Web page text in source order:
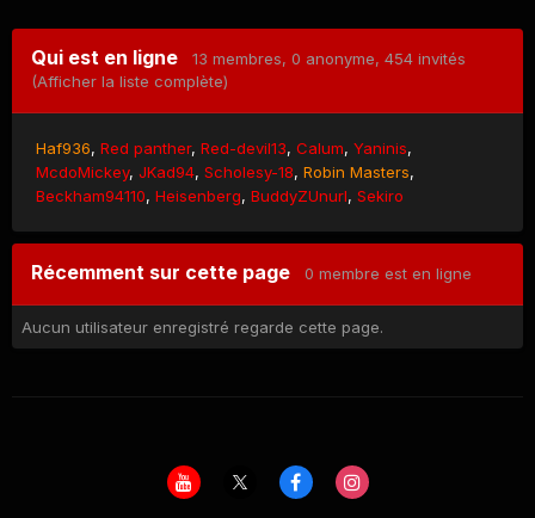
Qui est en ligne 13 membres, 0 anonyme, 454 invités
(Afficher la liste complète)
Haf936 Red panther Red-devil13 Calum Yaninis
McdoMickey JKad94 Scholesy-18 Robin Masters
Beckham94110 Heisenberg BuddyZUnurl Sekiro
Récemment sur cette page 0 membre est en ligne
Aucun utilisateur enregistré regarde cette page.